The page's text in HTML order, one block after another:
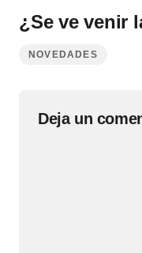
¿Se ve venir
NOVEDADES
Deja un